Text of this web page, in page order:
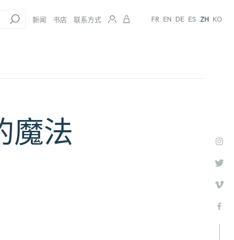
新闻 书店 联系方式 FR EN DE ES ZH KO
魔法